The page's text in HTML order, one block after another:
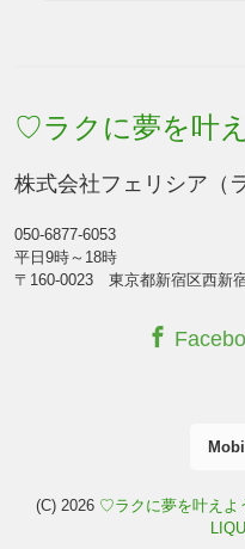
♡ラクに夢を叶
株式会社フェリシア（
050-6877-6053
平日9時～18時
〒160-0023 東京都新宿区西新
(C) 2026 ♡ラクに夢を叶え